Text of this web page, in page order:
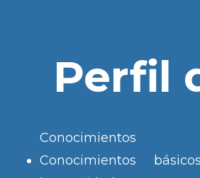
Perfil
Conocimientos
Conocimientos